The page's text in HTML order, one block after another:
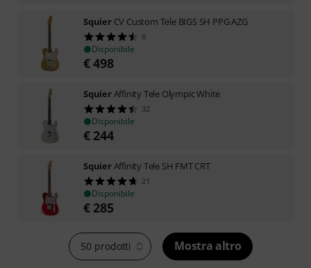
Squier CV Custom Tele BIGS SH PPG AZG
8
Disponibile
€498
SquierAffinity Tele Olympic White
32
Disponibile
€ 244
SquierAffinity Tele SH FMT CRT
21
Disponibile
€ 285
50 prodotti Mostra altro